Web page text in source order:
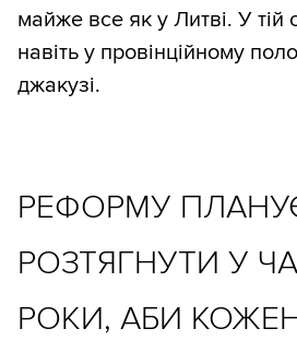
майже все як у Литві. У тій
навіть у провінційному
джакузі.
РЕФОРМУ
РОЗТЯГНУТИ У
РОКИ, АБИ